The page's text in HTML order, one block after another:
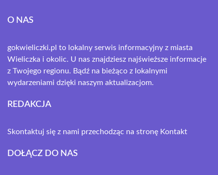
O NAS
gokwieliczki.pl to lokalny serwis informacyjny z miasta
Wieliczka i okolic. U nas znajdziesz najświeższe informacje
z Twojego regionu. Bądź na bieżąco z lokalnymi
wydarzeniami dzięki naszym aktualizacjom.
REDAKCJA
Skontaktuj się z nami przechodząc na stronę Kontakt
DOŁĄCZ DO NAS